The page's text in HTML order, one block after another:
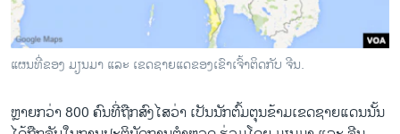
ວີດີໂອ
ສຽງ
ລາຍງານ
ຕິດຕາມພວກເຮົາ ທີ່
ແຜນ​ທີ່​ຂອງ ມຽນ​ມາ ແລະ ເຂດ​ຊາຍ​ແດ​ຂອງ​ເຂົາ​ເຈົ້າ​ຕິດ​ກັບ ຈີນ.
ຫຼາຍກວ່າ 800 ຄົນທີ່​ຖືກ​ສົງ​ໄສວ່າ​ ເປັນ​ນັກ​ຕົ້ມ​ຕຸນ​ຂ້າມ​ເຂດ​ຊາຍ​ແດນນັ້ນ ​